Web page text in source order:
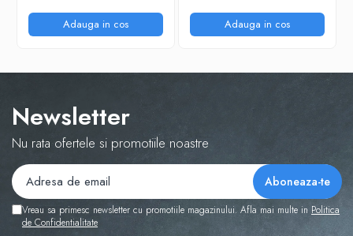
Adauga in cos Adauga in cos
Newsletter
Nu rata ofertele si promotiile noastre
Vreau sa primesc newsletter cu promotiile magazinului. Afla mai multe in Politica
de Confidentialitate